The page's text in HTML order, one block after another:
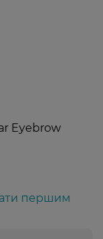
Eyebrow
першим